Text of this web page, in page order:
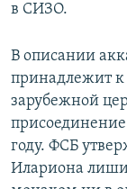
в СИЗО.
В описании
принадлежит к
зарубежной
году. ФСБ
Илариона